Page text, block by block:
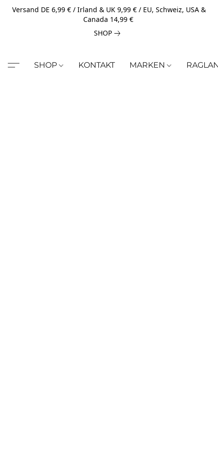
Versand DE 6,99 € / Irland & UK 9,99 € / EU, Schweiz, USA &
Canada 14,99 €
SHOP
SHOP KONTAKT MARKEN